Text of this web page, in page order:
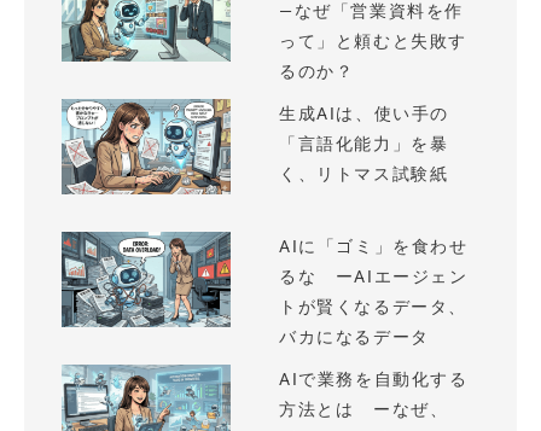
—なぜ「営業資料を作
って」と頼むと失敗す
るのか？
生成AIは、使い手の
「言語化能力」を暴
く、リトマス試験紙
AIに「ゴミ」を食わせ
るな ーAIエージェン
トが賢くなるデータ、
バカになるデータ
AIで業務を自動化する
方法とは ーなぜ、